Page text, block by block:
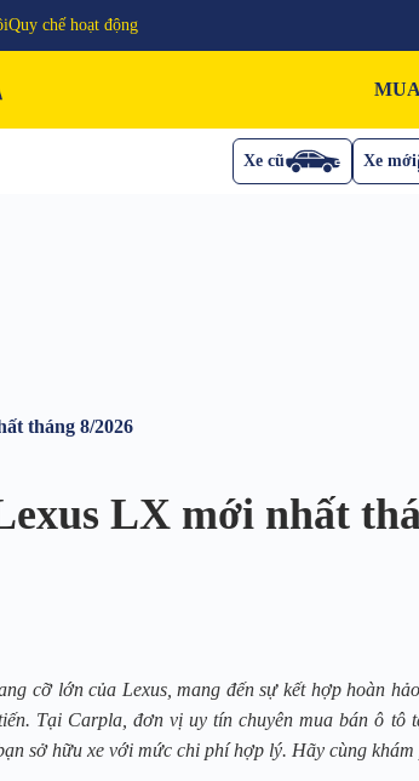
Quy chế hoạt động
Xe cũ Xe mới
tháng 8/2026
LX mới nhất
cỡ lớn của Lexus, mang đến sự kết hợp hoàn
Tại Carpla, đơn vị uy tín chuyên mua bán ô tô
sở hữu xe với mức chi phí hợp lý. Hãy cùng